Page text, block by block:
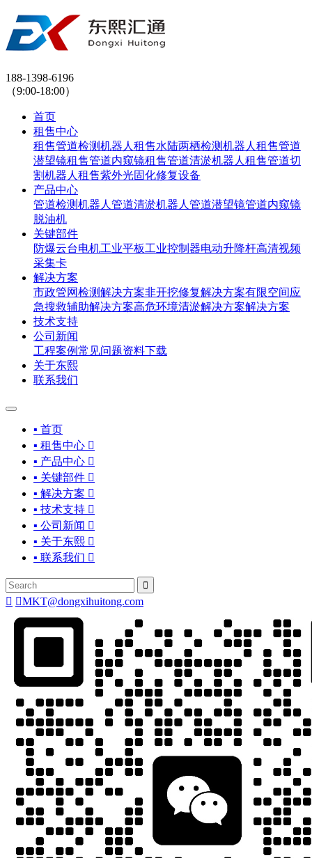
188-1398-6196
（9:00-18:00）
首页
租售中心
租售管道检测机器人 租售水陆两栖检测机器人 租售管道
潜望镜租售管道内窥镜租售管道清淤机器人 租售管道切
割机器人 租售紫外光固化修复设备
产品中心
管道检测机器人 管道清淤机器人 管道潜望镜管道内窥镜
脱油机
关键部件
防爆云台电机工业平板工业控制器电动升降杆高清视频
采集卡
解决方案
市政管网检测解决方案非开挖修复解决方案有限空间应
急搜救辅助解决方案高危环境清淤解决方案解决方案
技术支持
公司新闻
工程案例常见问题资料下载
关于东熙
联系我们
▪ 首页
▪ 租售中心 
▪ 产品中心 
▪ 关键部件 
▪ 解决方案 
▪ 技术支持 
▪ 公司新闻 
▪ 关于东熙 
▪ 联系我们 

 MKT@dongxihuitong.com